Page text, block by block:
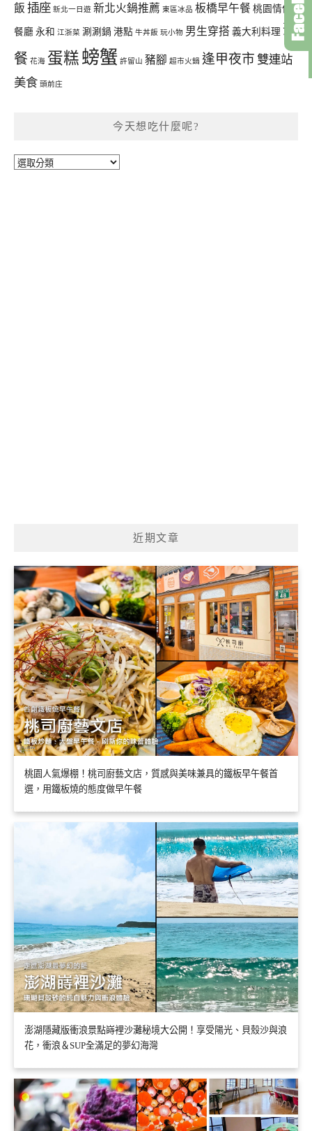
飯 插座 新北一日遊 新北火鍋推薦 東區冰品 板橋早午餐 桃園情侶
餐廳 永和 江浙菜 涮涮鍋 港點 牛丼飯 玩小物 男生穿搭 義大利料理 聚
餐 花海 蛋糕 螃蟹 許留山 豬腳 超市火鍋 逢甲夜市 雙連站
美食 頭前庄
今天想吃什麼呢?
今
近期文章
桃園人氣爆棚！桃司廚藝文店，質感與美味兼具的鐵板早午餐首
選，用鐵板燒的態度做早午餐
澎湖隱藏版衝浪景點嵵裡沙灘秘境大公開！享受陽光、貝殼沙與浪
花，衝浪＆SUP全滿足的夢幻海灣